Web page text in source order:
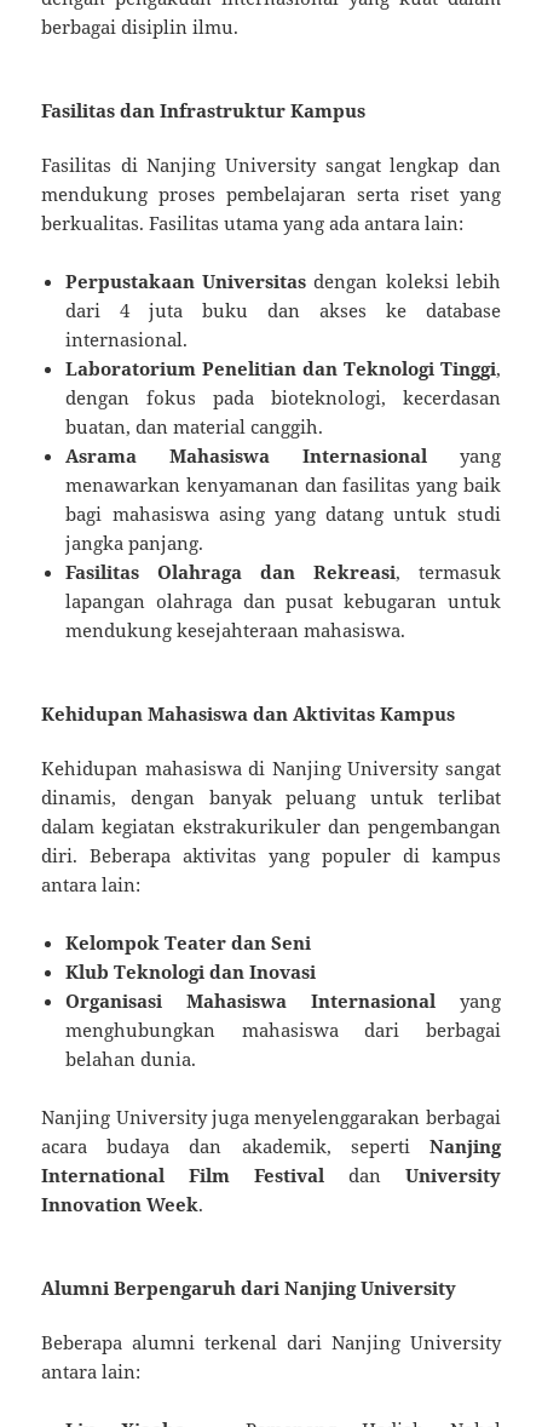
berbagai disiplin ilmu.
Fasilitas dan Infrastruktur Kampus
Fasilitas di Nanjing University sangat lengkap dan
mendukung proses pembelajaran serta riset yang
berkualitas. Fasilitas utama yang ada antara lain:
Perpustakaan Universitas dengan koleksi lebih
dari 4 juta buku dan akses ke database
internasional.
Laboratorium Penelitian dan Teknologi Tinggi,
dengan fokus pada bioteknologi, kecerdasan
buatan, dan material canggih.
Asrama Mahasiswa Internasional yang
menawarkan kenyamanan dan fasilitas yang baik
bagi mahasiswa asing yang datang untuk studi
jangka panjang.
Fasilitas Olahraga dan Rekreasi, termasuk
lapangan olahraga dan pusat kebugaran untuk
mendukung kesejahteraan mahasiswa.
Kehidupan Mahasiswa dan Aktivitas Kampus
Kehidupan mahasiswa di Nanjing University sangat
dinamis, dengan banyak peluang untuk terlibat
dalam kegiatan ekstrakurikuler dan pengembangan
diri. Beberapa aktivitas yang populer di kampus
antara lain:
Kelompok Teater dan Seni
Klub Teknologi dan Inovasi
Organisasi Mahasiswa Internasional yang
menghubungkan mahasiswa dari berbagai
belahan dunia.
Nanjing University juga menyelenggarakan berbagai
acara budaya dan akademik, seperti Nanjing
International Film Festival dan University
Innovation Week.
Alumni Berpengaruh dari Nanjing University
Beberapa alumni terkenal dari Nanjing University
antara lain: